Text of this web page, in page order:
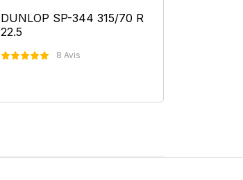
DUNLOP SP-344 315/70 R
22.5
8 Avis